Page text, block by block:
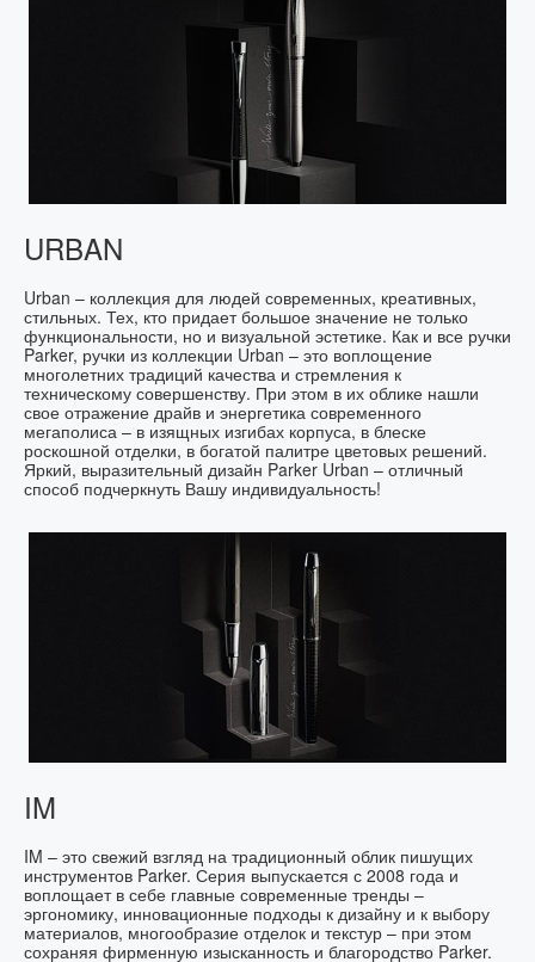
URBAN
Urban – коллекция для людей современных, креативных,
стильных. Тех, кто придает большое значение не только
функциональности, но и визуальной эстетике. Как и все ручки
Parker, ручки из коллекции Urban – это воплощение
многолетних традиций качества и стремления к
техническому совершенству. При этом в их облике нашли
свое отражение драйв и энергетика современного
мегаполиса – в изящных изгибах корпуса, в блеске
роскошной отделки, в богатой палитре цветовых решений.
Яркий, выразительный дизайн Parker Urban – отличный
способ подчеркнуть Вашу индивидуальность!
IM
IM – это свежий взгляд на традиционный облик пишущих
инструментов Parker. Серия выпускается с 2008 года и
воплощает в себе главные современные тренды –
эргономику, инновационные подходы к дизайну и к выбору
материалов, многообразие отделок и текстур – при этом
сохраняя фирменную изысканность и благородство Parker.